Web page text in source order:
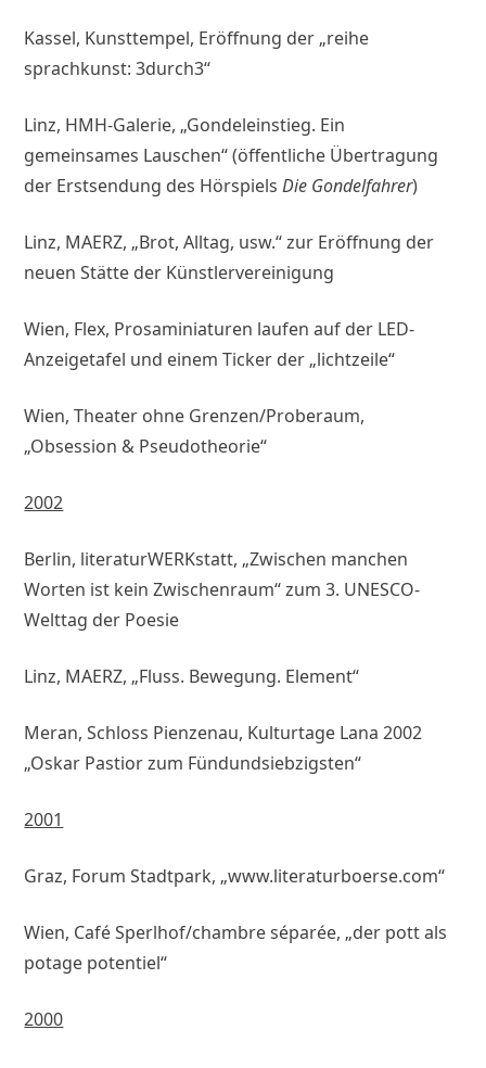
Kassel, Kunsttempel, Eröffnung der „reihe
sprachkunst: 3durch3“
Linz, HMH-Galerie, „Gondeleinstieg. Ein
gemeinsames Lauschen“ (öffentliche Übertragung
der Erstsendung des HörspielsDie Gondelfahrer)
Linz, MAERZ, „Brot, Alltag, usw.“ zur Eröffnung der
neuen Stätte der Künstlervereinigung
Wien, Flex, Prosaminiaturen laufen auf der LED-
Anzeigetafel und einem Ticker der „lichtzeile“
Wien, Theater ohne Grenzen/Proberaum,
„Obsession & Pseudotheorie“
2002
Berlin, literaturWERKstatt, „Zwischen manchen
Worten ist kein Zwischenraum“ zum 3. UNESCO-
Welttag der Poesie
Linz, MAERZ, „Fluss. Bewegung. Element“
Meran, Schloss Pienzenau, Kulturtage Lana 2002
„Oskar Pastior zum Fündundsiebzigsten“
2001
Graz, Forum Stadtpark, „www.literaturboerse.com“
Wien, Café Sperlhof/chambre séparée, „der pott als
potage potentiel“
2000